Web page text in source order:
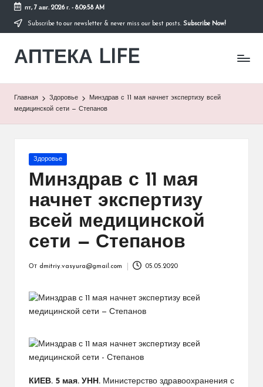
Перейти
содержимому
пт, 7 авг. 2026 г.- 8:09:59 AM
Subscribe to our newsletter & never miss our best posts. Subscribe Now!
АПТЕКА LIFE
сайт
Главная Здоровье
Минздрав с 11 мая начнет экспертизу всей
медицинской сети — Степанов
Опубликовано
Здоровье
Минздрав с 11 мая
начнет экспертизу
всей медицинской
сети — Степанов
От dmitriy.vasyura@gmail.com 05.05.2020
КИЕВ. 5 мая. УНН. Министерство здравоохранения с